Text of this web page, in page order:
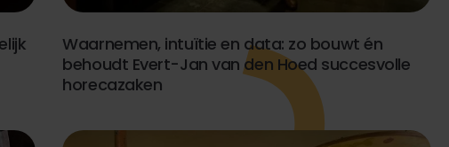
Waarnemen, intuïtie en data: zo bouwt én
behoudt Evert-Jan van den Hoed succesvolle
horecazaken